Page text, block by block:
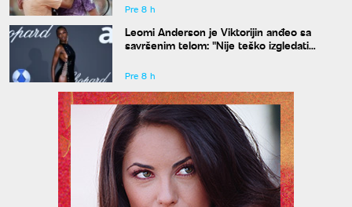
Pre 8 h
Leomi Anderson je Viktorijin anđeo sa
savršenim telom: "Nije teško izgledati
Pre 8 h